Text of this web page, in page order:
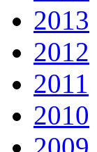
2013
2012
2011
2010